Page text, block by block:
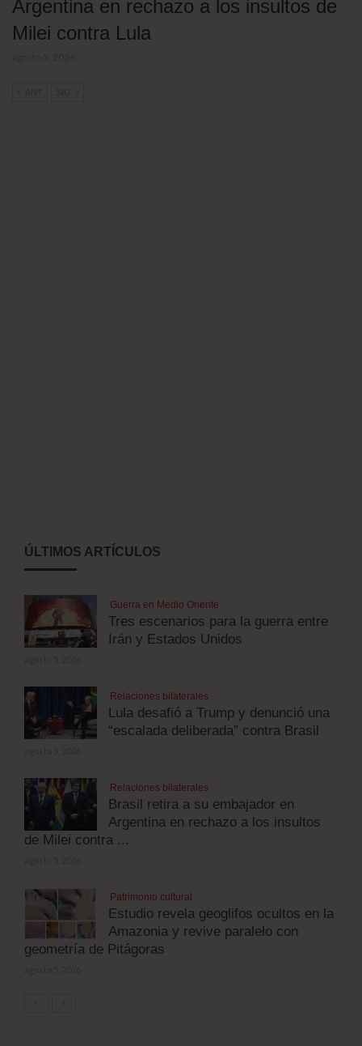
Argentina en rechazo a los insultos de
Milei contra Lula
ÚLTIMOS ARTÍCULOS
Guerra en Medio Oriente
Tres escenarios para la guerra entre
Irán y Estados Unidos
Relaciones bilaterales
Lula desafió a Trump y denunció una
“escalada deliberada” contra Brasil
Relaciones bilaterales
Brasil retira a su embajador en
Argentina en rechazo a los insultos
de Milei contra ...
Patrimonio cultural
Estudio revela geoglifos ocultos en la
Amazonia y revive paralelo con
geometría de Pitágoras